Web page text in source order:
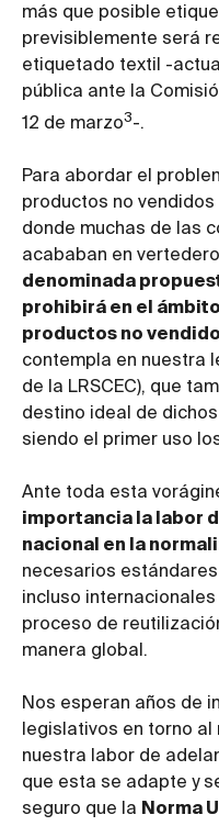
más que posible
previsiblemente será
etiquetado textil -
pública ante la
12 de marzo3-.
Para abordar el
productos no
donde muchas de las
acababan en
denominada
prohibirá en el
productos no
contempla en nuestra
de la LRSCEC), que
destino ideal de
siendo el primer uso
Ante toda esta
importancia la labor
nacional en la
necesarios
incluso
proceso de
manera global.
Nos esperan años de
legislativos en torno
nuestra labor de
que esta se adapte y
seguro que la Norma